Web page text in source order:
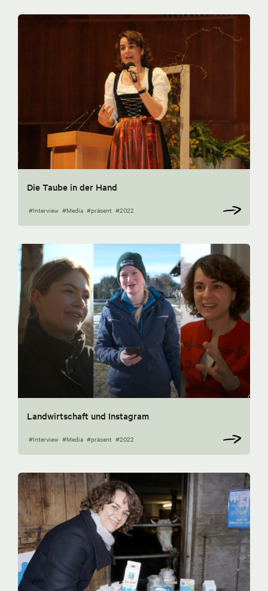
Die Taube in der Hand
#Interview #Media #präsent #2022
Landwirtschaft und Instagram
#Interview #Media #präsent #2022